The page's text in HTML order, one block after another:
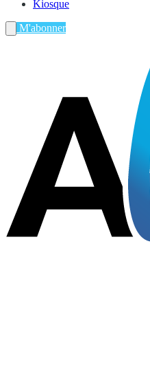
Kiosque
M'abonner